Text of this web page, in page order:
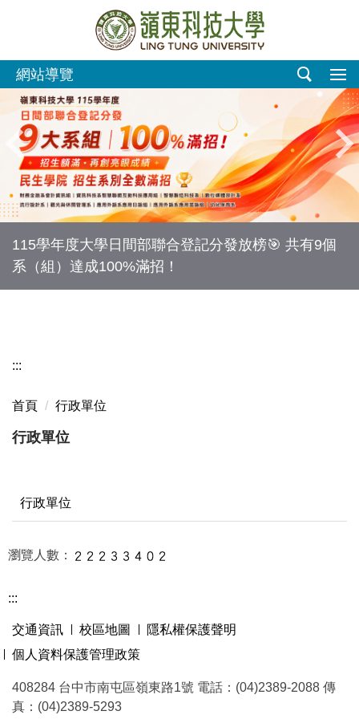
要
內
區
網站導覽
115學年度大學日間部聯合登記分發放榜🎯 共有9個
系（組）達成100%滿招！
:::
首頁 行政單位
行政單位
行政單位
瀏覽人數：
:::
交通資訊 校區地圖
隱私權保護聲明
個人資料保護管理政策
408284 台中市南屯區嶺東路1號 電話：(04)2389-2088 傳
真：(04)2389-5293